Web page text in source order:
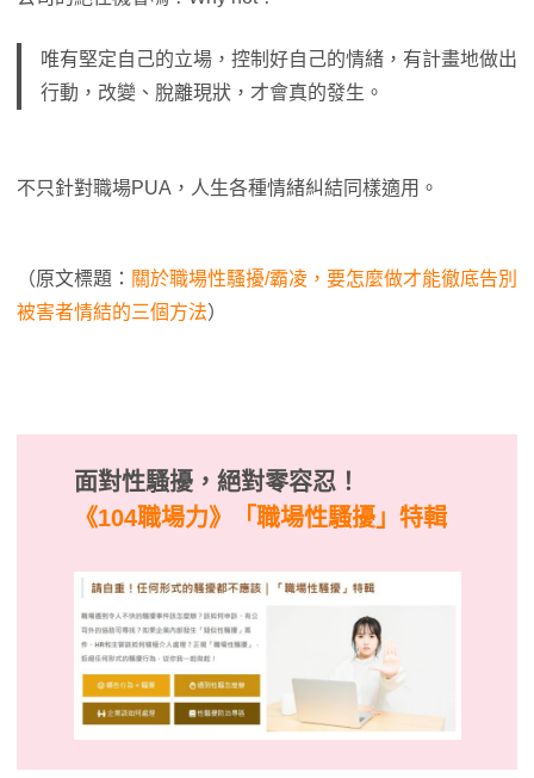
唯有堅定自己的立場，控制好自己的情緒，有計畫地做出
行動，改變、脫離現狀，才會真的發生。
不只針對職場PUA，人生各種情緒糾結同樣適用。
（原文標題： 關於職場性騷擾/霸凌，要怎麼做才能徹底告別
被害者情結的三個方法）
面對性騷擾，絕對零容忍！
《104職場力》
「職場性騷擾」特輯